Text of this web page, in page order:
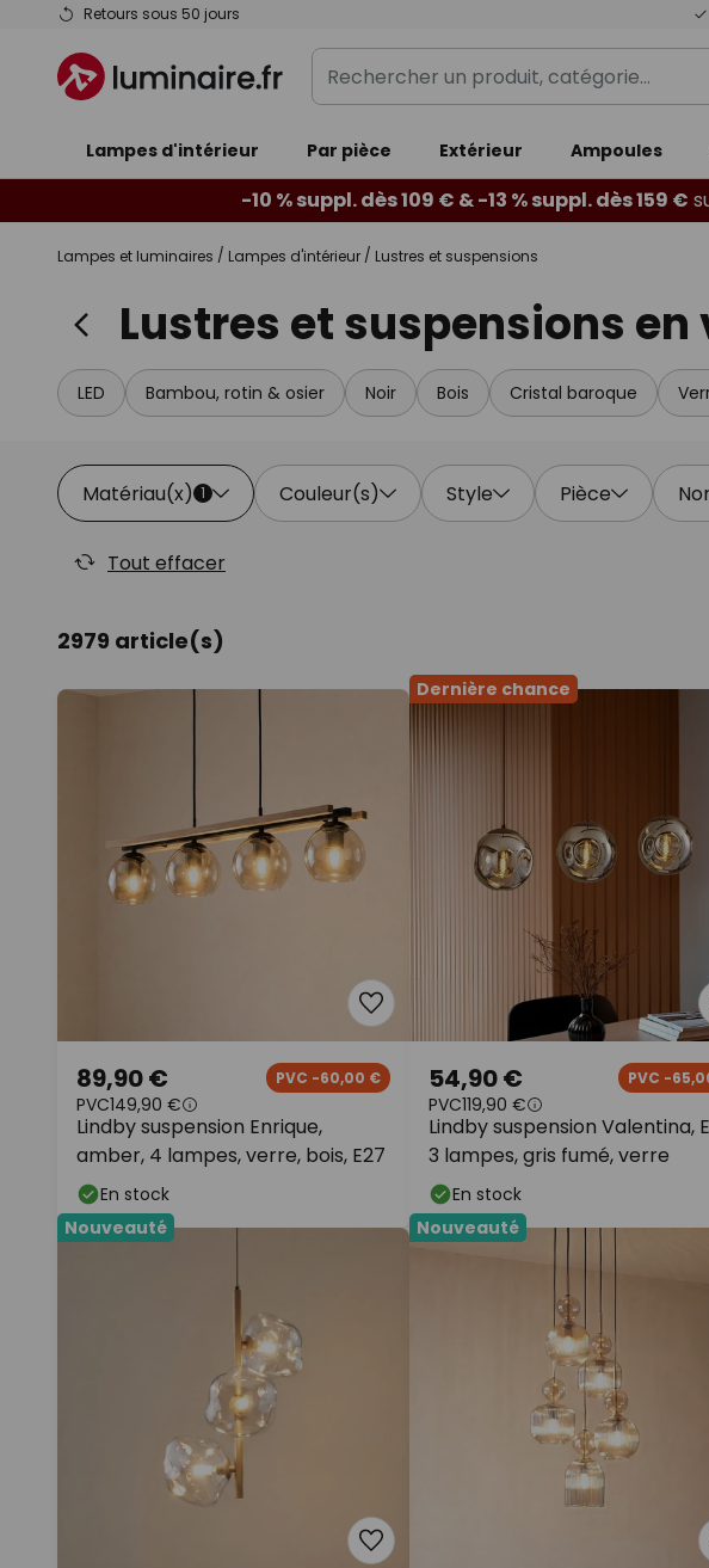
Retours sous 50 jours
Allez
contenu
Rechercher
un
catégorie...
Lampes d'intérieur Par pièce Extérieur Ampoules
-10 % suppl. dès 109 € & -13 % suppl. dès 159 €
Lampes et luminaires Lampes d'intérieur Lustres et suspensions
Lustres et suspensions en
LED Bambou, rotin & osier Noir Bois Cristal baroque
Matériau(x) 1 Couleur(s) Style Pièce
Tout effacer
2979 article(s)
Lindby suspension Enrique,
amber, 4 lampes, verre, bois, E27
89,90 € PVC -60,00 €
PVC149,90 €
En stock
Dernière chance
Lindby suspension Valentina,
3 lampes, gris fumé, verre
54,90 € PVC -
PVC119,90 €
En stock
Nouveauté
Nouveauté